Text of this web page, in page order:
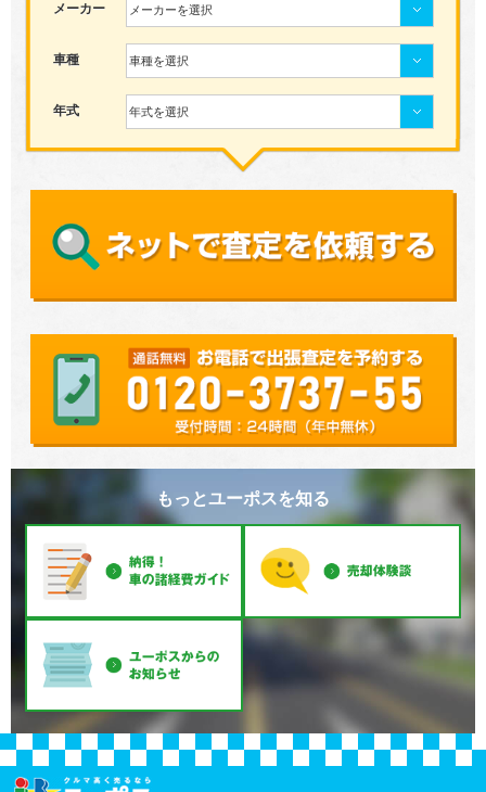
メーカー メーカーを選択
車種 車種を選択
年式 年式を選択
もっとユーポスを知る